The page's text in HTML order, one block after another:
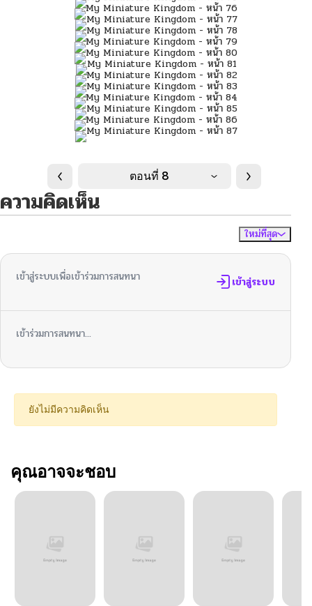
ตอนที่ 8
ความคิดเห็น
ใหม่ที่สุด
เข้าสู่ระบบเพื่อเข้าร่วมการสนทนา เข้าสู่ระบบ
เข้าร่วมการสนทนา...
ยังไม่มีความคิดเห็น
คุณอาจจะชอบ